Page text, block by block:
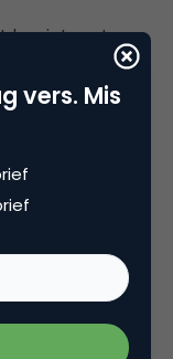
begint met een
kunt niet alles
dit ook in
gaat het
de
stapjes
beleven,
en Zeeman
en daarmee
vers. Mis